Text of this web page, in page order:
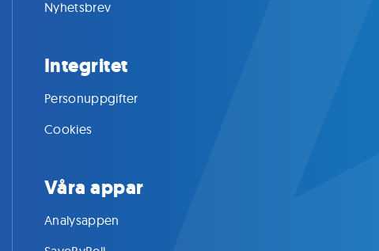
Nyhetsbrev
Integritet
Personuppgifter
Cookies
Våra appar
Analysappen